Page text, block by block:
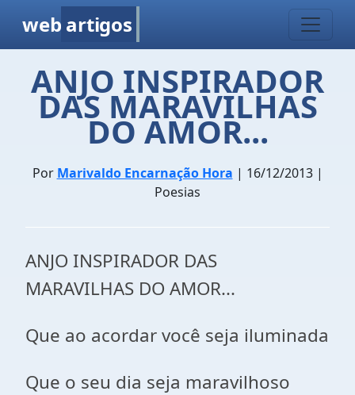
web artigos
ANJO INSPIRADOR
DAS MARAVILHAS
DO AMOR...
Por Marivaldo Encarnação Hora | 16/12/2013 |
Poesias
ANJO INSPIRADOR DAS
MARAVILHAS DO AMOR...
Que ao acordar você seja iluminada
Que o seu dia seja maravilhoso